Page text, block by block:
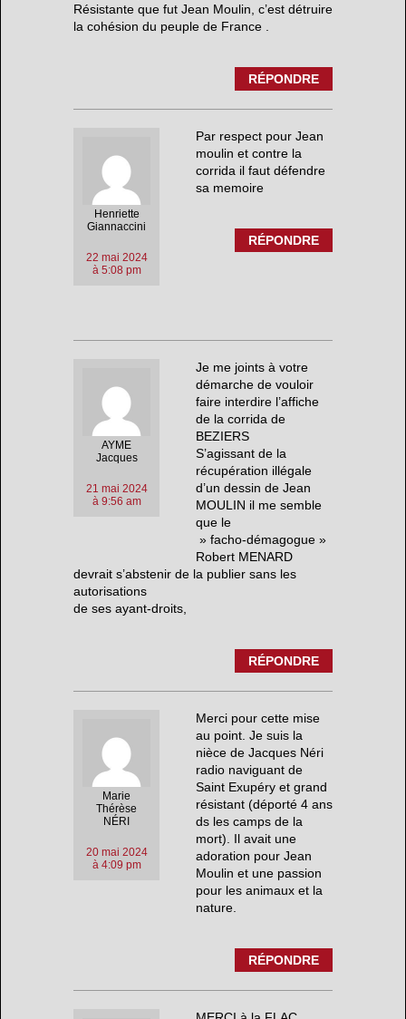
Résistante que fut Jean Moulin, c’est détruire
la cohésion du peuple de France .
RÉPONDRE
Henriette
Giannaccini
22 mai 2024
à 5:08 pm
Par respect pour Jean
moulin et contre la
corrida il faut défendre
sa memoire
RÉPONDRE
AYME
Jacques
21 mai 2024
à 9:56 am
Je me joints à votre
démarche de vouloir
faire interdire l’affiche
de la corrida de
BEZIERS
S’agissant de la
récupération illégale
d’un dessin de Jean
MOULIN il me semble
que le
» facho-démagogue »
Robert MENARD
devrait s’abstenir de la publier sans les
autorisations
de ses ayant-droits,
RÉPONDRE
Marie
Thérèse
NÉRI
20 mai 2024
à 4:09 pm
Merci pour cette mise
au point. Je suis la
nièce de Jacques Néri
radio naviguant de
Saint Exupéry et grand
résistant (déporté 4 ans
ds les camps de la
mort). Il avait une
adoration pour Jean
Moulin et une passion
pour les animaux et la
nature.
RÉPONDRE